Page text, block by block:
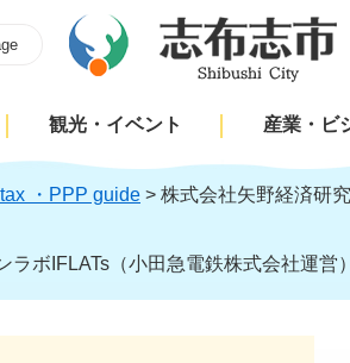
観光・イベント 産業・ビ
・PPP guide > 株式会社矢野経済研
ボIFLATs（小田急電鉄株式会社運営